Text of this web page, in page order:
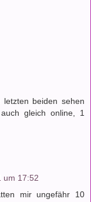
beiden sehen
gleich online, 1
um 17:52
mir ungefähr 10